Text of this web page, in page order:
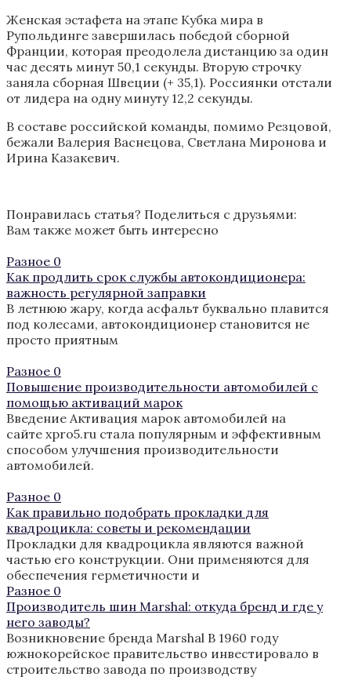
Женская эстафета на этапе Кубка мира в
Рупольдинге завершилась победой сборной
Франции, которая преодолела дистанцию за один
час десять минут 50,1 секунды. Вторую строчку
заняла сборная Швеции (+ 35,1). Россиянки отстали
от лидера на одну минуту 12,2 секунды.
В составе российской команды, помимо Резцовой,
бежали Валерия Васнецова, Светлана Миронова и
Ирина Казакевич.
Понравилась статья? Поделиться с друзьями:
Вам также может быть интересно
Разное 0
Как продлить срок службы автокондиционера:
важность регулярной заправки
В летнюю жару, когда асфальт буквально плавится
под колесами, автокондиционер становится не
просто приятным
Разное 0
Повышение производительности автомобилей с
помощью активаций марок
Введение Активация марок автомобилей на
сайте xpro5.ru стала популярным и эффективным
способом улучшения производительности
автомобилей.
Разное 0
Как правильно подобрать прокладки для
квадроцикла: советы и рекомендации
Прокладки для квадроцикла являются важной
частью его конструкции. Они применяются для
обеспечения герметичности и
Разное 0
Производитель шин Marshal: откуда бренд и где у
него заводы?
Возникновение бренда Marshal В 1960 году
южнокорейское правительство инвестировало в
строительство завода по производству